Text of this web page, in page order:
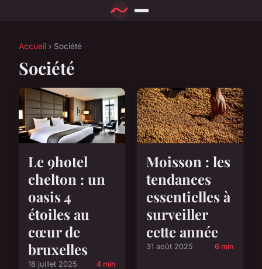
Accueil › Société
Société
Le 9hotel
chelton : un
oasis 4
étoiles au
cœur de
bruxelles
18 juillet 2025 4 min
Moisson : les
tendances
essentielles à
surveiller
cette année
31 août 2025 6 min